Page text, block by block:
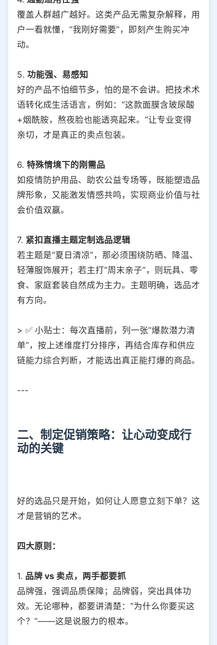
覆盖人群越广越好。这类产品无需复杂解释，用
户一看就懂，“我刚好需要”，即刻产生购买冲
动。
5. 功能强、易感知
好的产品不怕细节多，怕的是不会讲。把技术术
语转化成生活语言，例如：“这款面膜含玻尿酸
+烟酰胺，熬夜脸也能透亮起来。”让专业变得
亲切，才是真正的卖点包装。
6. 特殊情境下的刚需品
如疫情防护用品、助农公益专场等，既能塑造品
牌形象，又能激发情感共鸣，实现商业价值与社
会价值双赢。
7. 紧扣直播主题定制选品逻辑
若主题是“夏日清凉”，那必须围绕防晒、降温、
轻薄服饰展开；若主打“周末亲子”，则玩具、零
食、家庭套装自然成为主力。主题明确，选品才
有方向。
> ✅ 小贴士：每次直播前，列一张“爆款潜力清
单”，按上述维度打分排序，再结合库存和供应
链能力综合判断，才能选出真正能打爆的商品。
---
二、制定促销策略：让心动变成行
动的关键
好的选品只是开始，如何让人愿意立刻下单？这
才是营销的艺术。
四大原则：
1. 品牌 vs 卖点，两手都要抓
品牌强，强调品质保障；品牌弱，突出具体功
效。无论哪种，都要讲清楚：“为什么你要买这
个？”——这是说服力的根本。